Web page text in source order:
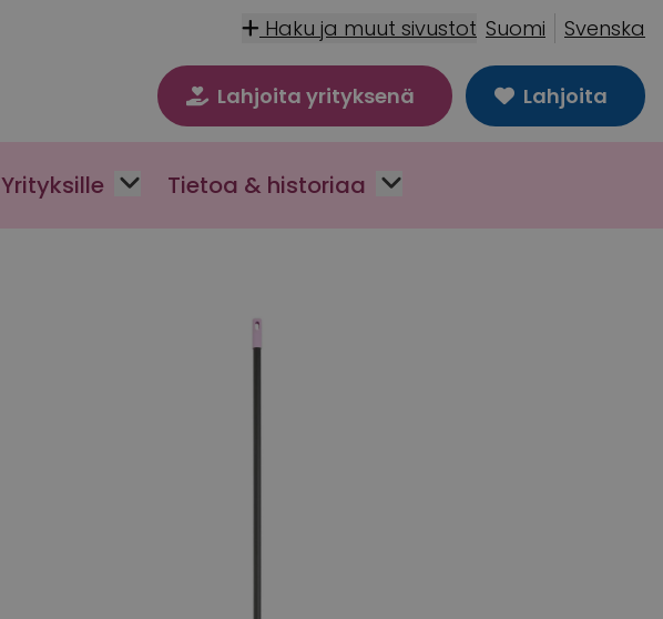
Haku ja muut sivustot Suomi Svenska
Lahjoita yrityksenä Lahjoita
Yrityksille Tietoa & historiaa